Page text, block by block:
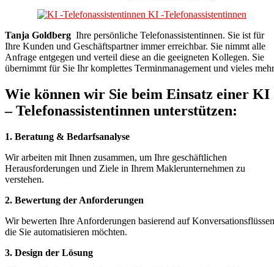
Tanja Goldberg Ihre persönliche Telefonassistentinnen. Sie ist für
Ihre Kunden und Geschäftspartner immer erreichbar. Sie nimmt alle
Anfrage entgegen und verteil diese an die geeigneten Kollegen. Sie
übernimmt für Sie Ihr komplettes Terminmanagement und vieles
Wie können wir Sie beim Einsatz einer KI
– Telefonassistentinnen unterstützen:
1. Beratung & Bedarfsanalyse
Wir arbeiten mit Ihnen zusammen, um Ihre geschäftlichen
Herausforderungen und Ziele in Ihrem Maklerunternehmen zu
verstehen.
2. Bewertung der Anforderungen
Wir bewerten Ihre Anforderungen basierend auf
die Sie automatisieren möchten.
3. Design der Lösung